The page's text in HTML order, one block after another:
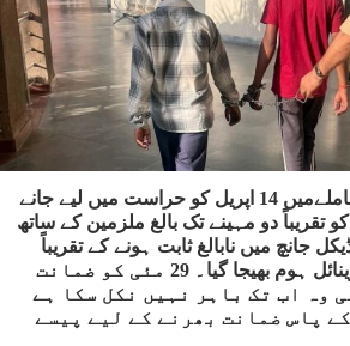
نوئیڈا مزدور تحریک معاملےمیں 14 اپریل کو حراست میں لیے جانے
کو تقریباً دو مہینے تک بالغ ملزمین کے ساتھ
جانچ میں نابالغ ثابت ہونے کے تقریباً
ایک ہفتے بعد اسے جووینائل ہوم بھیجا گیا۔ 29 مئی کو ضمانت
وہ اب تک باہر نہیں نکل سکا ہے
پاس ضمانت بھرنے کے لیے پیسے